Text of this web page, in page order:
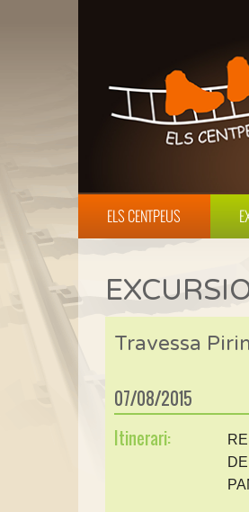
ELS CENTPEUS
Travessa
07/08/2015
Itinerari: